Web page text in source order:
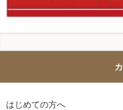
はじめての方へ